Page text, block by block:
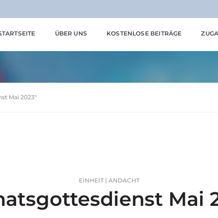
ÜBER UNS KOSTENLOSE BEITRÄGE
Mai 2023"
EINHEIT | ANDACHT
Mai